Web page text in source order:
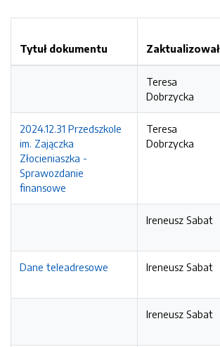
Tytuł dokumentu Zaktualizował
Teresa
Dobrzycka
2024.12.31 Przedszkole
im. Zajączka
Złocieniaszka -
Sprawozdanie
finansowe
Teresa
Dobrzycka
Ireneusz Sabat
Dane teleadresowe Ireneusz Sabat
Ireneusz Sabat